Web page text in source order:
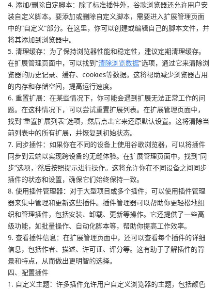
4. 添加/删除自定脚本：除了标准插件外，谷歌浏览器还允许用户安
装自定义脚本。要添加或删除自定义脚本，需要进入扩展管理页面
中的“自定义”部分。在这里，你可以创建或编辑自己的脚本文件，并
将其添加到浏览器中。
5. 清理缓存：为了保持浏览器性能和稳定性，建议定期清理缓存。
在扩展管理页面中，可以找到“清除浏览数据”选项，通过它来清除浏
览器的历史记录、缓存、cookies等数据。这将帮助减少浏览器占用
的内存和存储空间，提高运行速度。
6. 重置扩展：在某些情况下，你可能会遇到扩展无法正常工作的问
题。在这种情况下，可以尝试重置扩展列表。在扩展管理页面中，
找到“重置扩展列表”选项，然后点击它来还原默认设置。这将清除当
前列表中的所有扩展，并恢复到初始状态。
7. 同步插件：如果你在不同的设备上使用谷歌浏览器，可以将插件
同步到云端以实现跨设备的无缝体验。在扩展管理页面中，找到“同
步”选项，然后按照提示进行操作。这将允许你在不同设备之间同步
插件的状态和设置，确保它们始终保持一致。
8. 使用插件管理器：对于大型项目或多个插件，可以使用插件管理
器来集中管理和更新这些插件。插件管理器可以帮助你更轻松地组
织和管理插件，包括安装、卸载、更新等操作。它还提供了一些高
级功能，如批量操作、自动化脚本等，帮助你提高工作效率。
9. 查看插件信息：在扩展管理页面中，还可以查看每个插件的详细
信息，包括作者、描述、许可证、评分等。这有助于了解插件的背
景和特点，从而做出更明智的选择。
四、配置插件
1. 自定义主题：许多插件允许用户自定义浏览器的主题，包括颜色